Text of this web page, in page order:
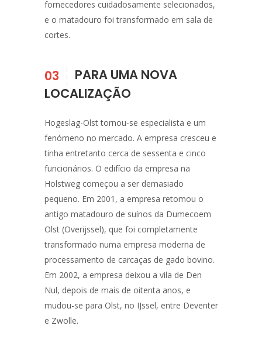
fornecedores cuidadosamente selecionados,
e o matadouro foi transformado em sala de
cortes.
03
PARA UMA NOVA
LOCALIZAÇÃO
Hogeslag-Olst tornou-se especialista e um
fenómeno no mercado. A empresa cresceu e
tinha entretanto cerca de sessenta e cinco
funcionários. O edifício da empresa na
Holstweg começou a ser demasiado
pequeno. Em 2001, a empresa retomou o
antigo matadouro de suínos da Dumecoem
Olst (Overijssel), que foi completamente
transformado numa empresa moderna de
processamento de carcaças de gado bovino.
Em 2002, a empresa deixou a vila de Den
Nul, depois de mais de oitenta anos, e
mudou-se para Olst, no IJssel, entre Deventer
e Zwolle.